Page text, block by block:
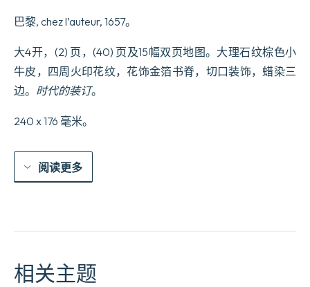
巴黎, chez l’auteur, 1657。
大4开，(2) 页，(40) 页及15幅双页地图。大理石纹棕色小
牛皮，四周火印花纹，花饰金箔书脊，切口装饰，蜡染三
边。 时代的装订。
240 x 176 毫米。
阅读更多
相关主题